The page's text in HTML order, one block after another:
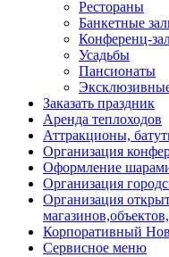
Рестораны
Банкетные
Конференц-
Усадьбы
Пансионаты
Заказать праздник
Аренда теплоходов
Аттракционы,
Организация
Оформление
Организация
Организация
Корпоративный
Сервисное меню